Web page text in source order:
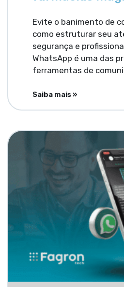
Evite o banimento de
como estruturar seu
segurança e
WhatsApp é uma das
ferramentas de
Saiba mais »